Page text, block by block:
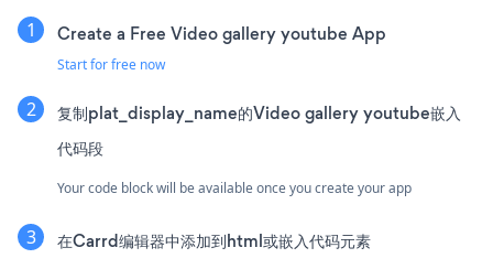
Create a Free Video gallery youtube App
Start for free now
复制plat_display_name的Video gallery youtube嵌入
代码段
Your code block will be available once you create your app
在Carrd编辑器中添加到html或嵌入代码元素